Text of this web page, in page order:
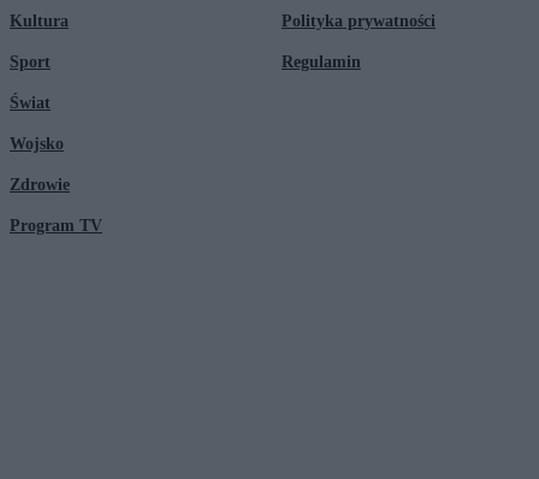
Kultura
Sport
Świat
Wojsko
Zdrowie
Program TV
Polityka prywatności
Regulamin